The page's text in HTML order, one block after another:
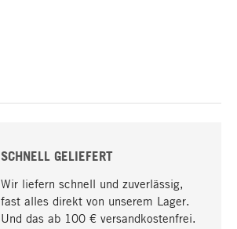
SCHNELL GELIEFERT
Wir liefern schnell und zuverlässig,
fast alles direkt von unserem Lager.
Und das ab 100 € versandkostenfrei.